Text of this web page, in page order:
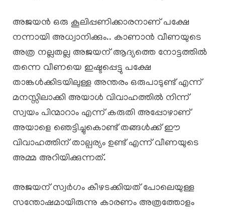
അജയൻ ഒരു കൂലിപ്പണിക്കാരനാണ് പക്ഷേ
നന്നായി അധ്വാനിക്കും.. കാണാൻ വീണയുടെ
അത്ര നല്ലതല്ല അജയന് ആദ്യത്തെ നോട്ടത്തിൽ
തന്നെ വീണയെ ഇഷ്ടപ്പെട്ടു പക്ഷേ
താങ്കൾക്കിടയിലുള്ള അന്തരം ഒരുപാടുണ്ട് എന്ന്
മനസ്സിലാക്കി അയാൾ വിവാഹത്തിൽ നിന്ന്
സ്വയം പിന്മാറാം എന്ന് കരുതി അപ്പോഴാണ്
അയാളെ ഞെട്ടിച്ചുകൊണ്ട് തങ്ങൾക്ക് ഈ
വിവാഹത്തിന് താല്പര്യം ഉണ്ട് എന്ന് വീണയുടെ
അമ്മ അറിയിക്കുന്നത്.
അജയന് സ്വർഗം കീഴടക്കിയത് പോലെയുള്ള
സന്തോഷമായിരുന്നു കാരണം അത്രത്തോളം